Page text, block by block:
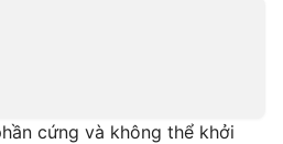
cứng và không thể khởi